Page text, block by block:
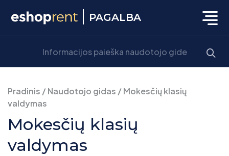
PAGALBA
Pradinis /Naudotojo gidas /Mokesčių klasių
valdymas
Mokesčių klasių
valdymas